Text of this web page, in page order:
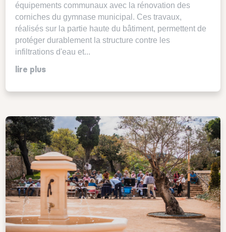
équipements communaux avec la rénovation des
corniches du gymnase municipal. Ces travaux,
réalisés sur la partie haute du bâtiment, permettent de
protéger durablement la structure contre les
infiltrations d'eau et...
lire plus